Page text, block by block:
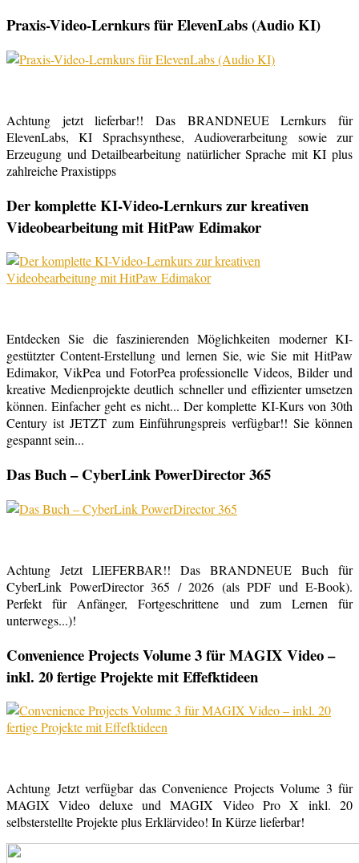
Praxis-Video-Lernkurs für ElevenLabs (Audio KI)
Achtung jetzt lieferbar!! Das BRANDNEUE Lernkurs für
ElevenLabs, KI Sprachsynthese, Audioverarbeitung sowie zur
Erzeugung und Detailbearbeitung natürlicher Sprache mit KI plus
zahlreiche Praxistipps
Der komplette KI-Video-Lernkurs zur kreativen
Videobearbeitung mit HitPaw Edimakor
Entdecken Sie die faszinierenden Möglichkeiten moderner KI-
gestützter Content-Erstellung und lernen Sie, wie Sie mit HitPaw
Edimakor, VikPea und FotorPea professionelle Videos, Bilder und
kreative Medienprojekte deutlich schneller und effizienter umsetzen
können. Einfacher geht es nicht... Der komplette KI-Kurs von 30th
Century ist JETZT zum Einführungspreis verfügbar!! Sie können
gespannt sein...
Das Buch – CyberLink PowerDirector 365
Achtung Jetzt LIEFERBAR!! Das BRANDNEUE Buch für
CyberLink PowerDirector 365 / 2026 (als PDF und E-Book).
Perfekt für Anfänger, Fortgeschrittene und zum Lernen für
unterwegs...)!
Convenience Projects Volume 3 für MAGIX Video –
inkl. 20 fertige Projekte mit Effefktideen
Achtung Jetzt verfügbar das Convenience Projects Volume 3 für
MAGIX Video deluxe und MAGIX Video Pro X inkl. 20
selbsterstellte Projekte plus Erklärvideo! In Kürze lieferbar!